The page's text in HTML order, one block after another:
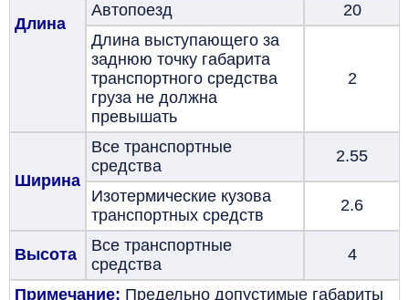
Длина
Автопоезд
20
Длина выступающего за
заднюю точку габарита
транспортного средства
груза не должна
превышать
2
Ширина
Все транспортные
средства
2.55
Изотермические кузова
транспортных средств
2.6
Высота
Все транспортные
средства
4
Примечание: Предельно допустимые габариты